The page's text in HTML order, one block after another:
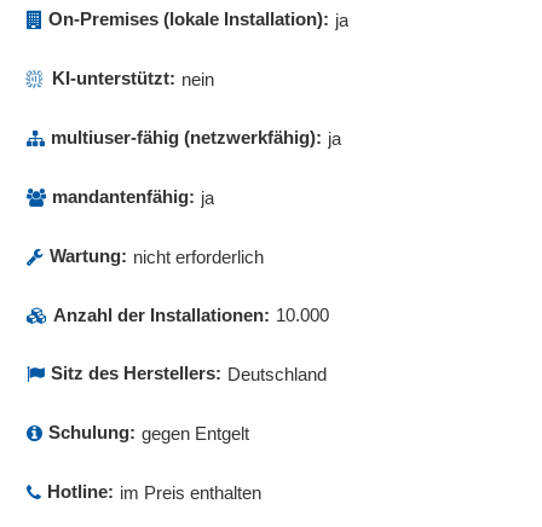
On-Premises (lokale Installation): ja
KI-unterstützt: nein
multiuser-fähig (netzwerkfähig): ja
mandantenfähig: ja
Wartung: nicht erforderlich
Anzahl der Installationen: 10.000
Sitz des Herstellers: Deutschland
Schulung: gegen Entgelt
Hotline: im Preis enthalten